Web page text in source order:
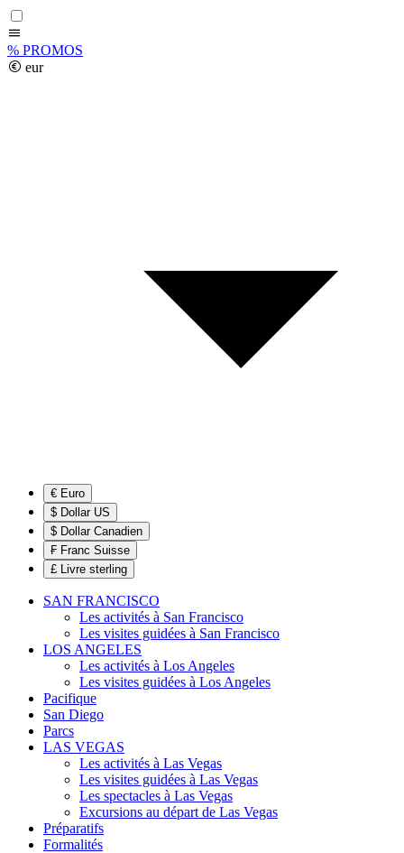
% PROMOS
eur
€ Euro
$ Dollar US
$ Dollar Canadien
₣ Franc Suisse
£ Livre sterling
SAN FRANCISCO
Les activités à San Francisco
Les visites guidées à San Francisco
LOS ANGELES
Les activités à Los Angeles
Les visites guidées à Los Angeles
Pacifique
San Diego
Parcs
LAS VEGAS
Les activités à Las Vegas
Les visites guidées à Las Vegas
Les spectacles à Las Vegas
Excursions au départ de Las Vegas
Préparatifs
Formalités